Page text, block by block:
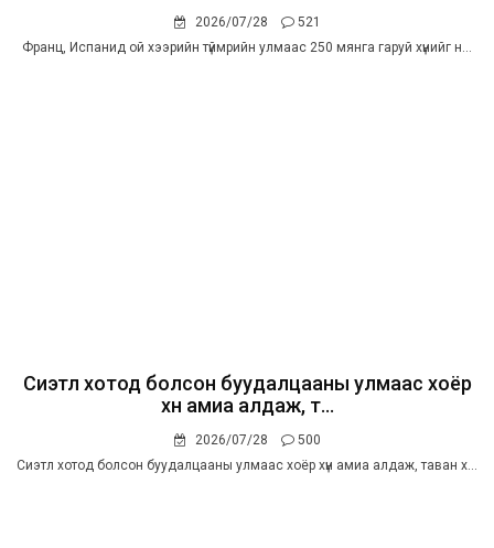
2026/07/28
521
Франц, Испанид ой хээрийн түймрийн улмаас 250 мянга гаруй хүнийг н...
Сиэтл хотод болсон буудалцааны улмаас хоёр
хүн амиа алдаж, т...
2026/07/28
500
Сиэтл хотод болсон буудалцааны улмаас хоёр хүн амиа алдаж, таван х...